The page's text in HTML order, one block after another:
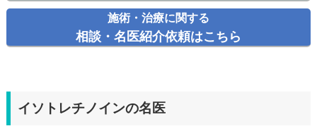
施術・治療に関する
相談・名医紹介依頼はこちら
イソトレチノインの名医